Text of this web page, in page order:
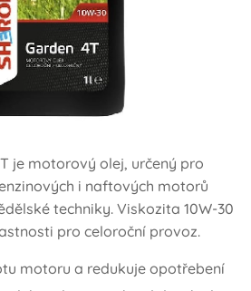
je motorový olej, určený pro
i naftových motorů
techniky. Viskozita 10W-30
pro celoroční provoz.
motoru a redukuje opotřebení